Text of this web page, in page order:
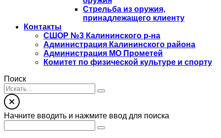
Стрельба из оружия,
принадлежащего клиенту
Контакты
СШОР №3 Калининского р-на
Администрация Калининского района
Администрация МО Прометей
Комитет по физической культуре и спорту
Поиск
Начните вводить и нажмите ввод для поиска